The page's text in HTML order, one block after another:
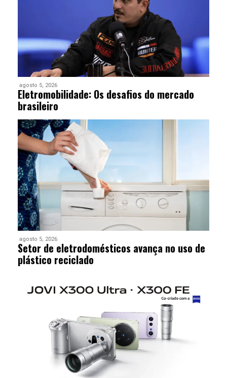
agosto 5, 2026
Eletromobilidade: Os desafios do mercado
brasileiro
agosto 5, 2026
Setor de eletrodomésticos avança no uso de
plástico reciclado